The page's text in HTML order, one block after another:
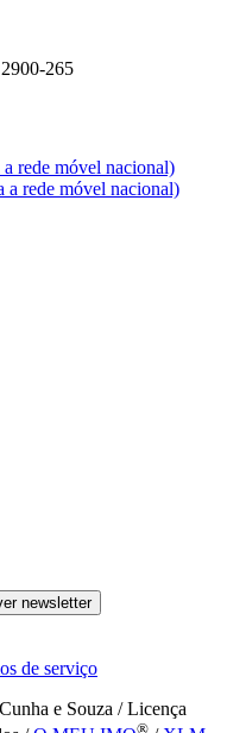
265
rede móvel nacional)
a rede móvel nacional)
newsletter
de serviço
e Souza / Licença
®